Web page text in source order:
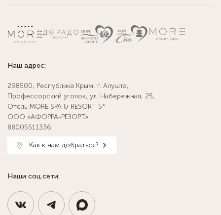
Наш адрес:
298500, Республика Крым, г. Алушта,
Профессорский уголок, ул. Набережная, 25,
Отель MORE SPA & RESORT 5*
ООО «АФОРРА-РЕЗОРТ»
88005511336
Как к нам добраться?
Наши соц.сети: